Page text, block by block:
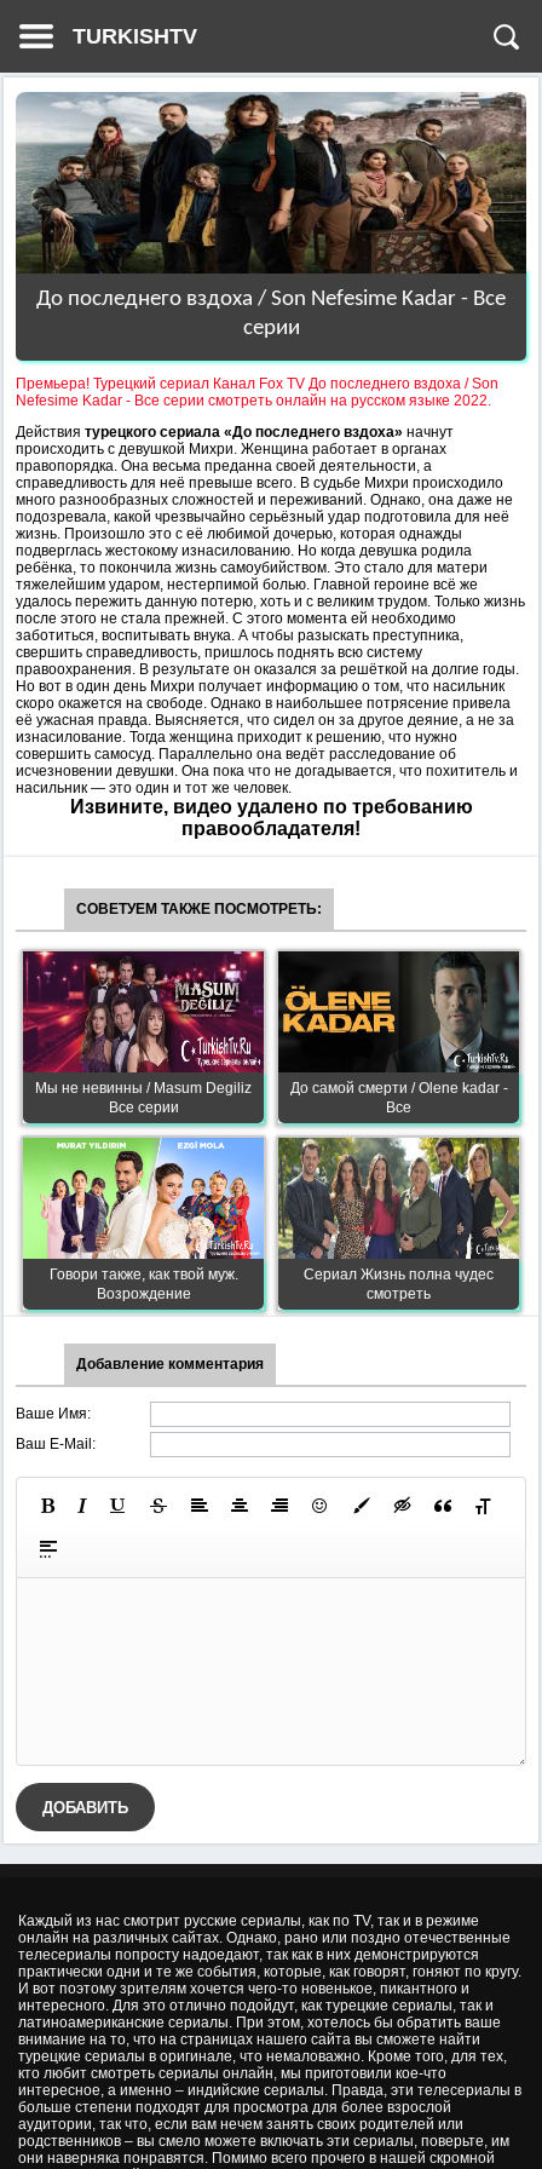
TURKISHTV
До последнего вздоха / Son Nefesime Kadar - Все
серии
Премьера! Турецкий сериал Канал Fox TV До последнего вздоха / Son
Nefesime Kadar - Все серии смотреть онлайн на русском языке 2022.
Действия турецкого сериала «До последнего вздоха» начнут
происходить с девушкой Михри. Женщина работает в органах
правопорядка. Она весьма преданна своей деятельности, а
справедливость для неё превыше всего. В судьбе Михри происходило
много разнообразных сложностей и переживаний. Однако, она даже не
подозревала, какой чрезвычайно серьёзный удар подготовила для неё
жизнь. Произошло это с её любимой дочерью, которая однажды
подверглась жестокому изнасилованию. Но когда девушка родила
ребёнка, то покончила жизнь самоубийством. Это стало для матери
тяжелейшим ударом, нестерпимой болью. Главной героине всё же
удалось пережить данную потерю, хоть и с великим трудом. Только жизнь
после этого не стала прежней. С этого момента ей необходимо
заботиться, воспитывать внука. А чтобы разыскать преступника,
свершить справедливость, пришлось поднять всю систему
правоохранения. В результате он оказался за решёткой на долгие годы.
Но вот в один день Михри получает информацию о том, что насильник
скоро окажется на свободе. Однако в наибольшее потрясение привела
её ужасная правда. Выясняется, что сидел он за другое деяние, а не за
изнасилование. Тогда женщина приходит к решению, что нужно
совершить самосуд. Параллельно она ведёт расследование об
исчезновении девушки. Она пока что не догадывается, что похититель и
насильник — это один и тот же человек.
Извините, видео удалено по требованию
правообладателя!
СОВЕТУЕМ ТАКЖЕ ПОСМОТРЕТЬ:
Мы не невинны / Masum Degiliz
Все серии
До самой смерти / Olene kadar -
Все
Говори также, как твой муж.
Возрождение
Сериал Жизнь полна чудес
смотреть
Добавление комментария
Ваше Имя:
Ваш E-Mail:
ДОБАВИТЬ
Каждый из нас смотрит русские сериалы, как по TV, так и в режиме
онлайн на различных сайтах. Однако, рано или поздно отечественные
телесериалы попросту надоедают, так как в них демонстрируются
практически одни и те же события, которые, как говорят, гоняют по кругу.
И вот поэтому зрителям хочется чего-то новенькое, пикантного и
интересного. Для это отлично подойдут, как турецкие сериалы, так и
латиноамериканские сериалы. При этом, хотелось бы обратить ваше
внимание на то, что на страницах нашего сайта вы сможете найти
турецкие сериалы в оригинале, что немаловажно. Кроме того, для тех,
кто любит смотреть сериалы онлайн, мы приготовили кое-что
интересное, а именно – индийские сериалы. Правда, эти телесериалы в
больше степени подходят для просмотра для более взрослой
аудитории, так что, если вам нечем занять своих родителей или
родственников – вы смело можете включать эти сериалы, поверьте, им
они наверняка понравятся. Помимо всего прочего в нашей скромной